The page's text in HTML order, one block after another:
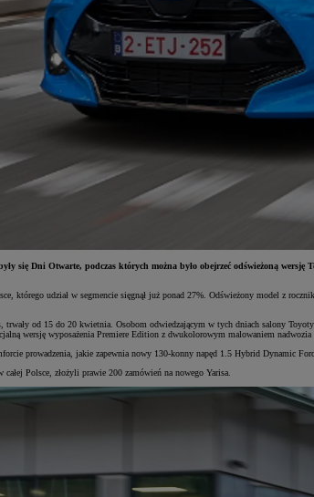
się Dni Otwarte, podczas których można było obejrzeć odświeżoną
którego udział w segmencie sięgnął już ponad 27%. Odświeżony model z
od 15 do 20 kwietnia. Osobom odwiedzającym w tych dniach salony
wersję wyposażenia Premiere Edition z dwukolorowym malowaniem
prowadzenia, jakie zapewnia nowy 130-konny napęd 1.5 Hybrid Dynamic
Polsce, złożyli prawie 200 zamówień na nowego Yarisa.